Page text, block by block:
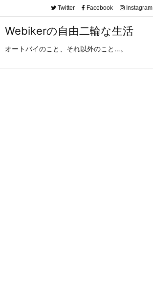
Webikerの自由二輪な生活
オートバイのこと、それ以外のこと…。
Twitter Facebook Instagram